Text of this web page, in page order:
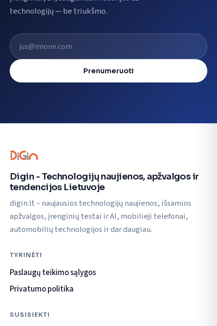
technologijų — be triukšmo.
El. pašto adresas
Prenumeruoti
Digin - Technologijų naujienos, apžvalgos ir
tendencijos Lietuvoje
digin.lt – naujausios technologijų naujienos, išsamios
apžvalgos, įrenginių testai ir AI, mobilieji telefonai,
automobilių technologijos ir dar daugiau.
TYRINĖTI
Paslaugų teikimo sąlygos
Privatumo politika
SUSISIEKTI